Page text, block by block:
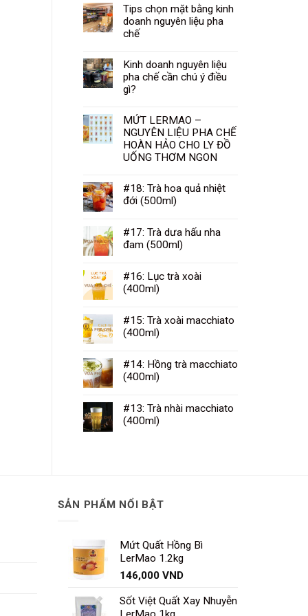
Tips chọn mặt bằng kinh
doanh nguyên liệu pha
chế
Kinh doanh nguyên liệu
pha chế cần chú ý điều
gì?
MỨT LERMAO –
NGUYÊN LIỆU PHA CHẾ
HOÀN HẢO CHO LY ĐỒ
UỐNG THƠM NGON
#18: Trà hoa quả nhiệt
đới (500ml)
#17: Trà dưa hấu nha
đam (500ml)
#16: Lục trà xoài
(400ml)
#15: Trà xoài macchiato
(400ml)
#14: Hồng trà macchiato
(400ml)
#13: Trà nhài macchiato
(400ml)
SẢN PHẨM NỔI BẬT
Mứt Quất Hồng Bì
LerMao 1.2kg
146,000 VND
Sốt Việt Quất Xay Nhuyễn